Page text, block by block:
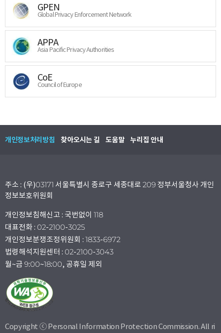
GPEN
Global Privacy Enforcement Network
APPA
Asia Pacific Privacy Authorities
CoE
Council of Europe
개인정보처리방침 찾아오시는 길 도움말 누리집 안내
주소 : (우)03171 서울특별시 종로구 세종대로 209 정부서울청사 개인
정보보호위원회
개인정보침해신고 : 국번없이 118
대표전화 : 02-2100-3025
개인정보분쟁조정위원회 : 1833-6972
법령해석지원센터 : 02-2100-3043
월~금 9:00~18:00, 공휴일 제외
Copyright ⓒ Personal Information Protection Commission. All ri